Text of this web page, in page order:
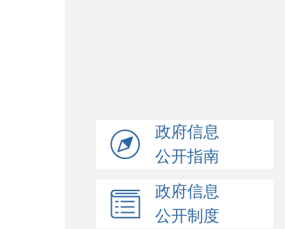
政府信息
公开指南
政府信息
公开制度